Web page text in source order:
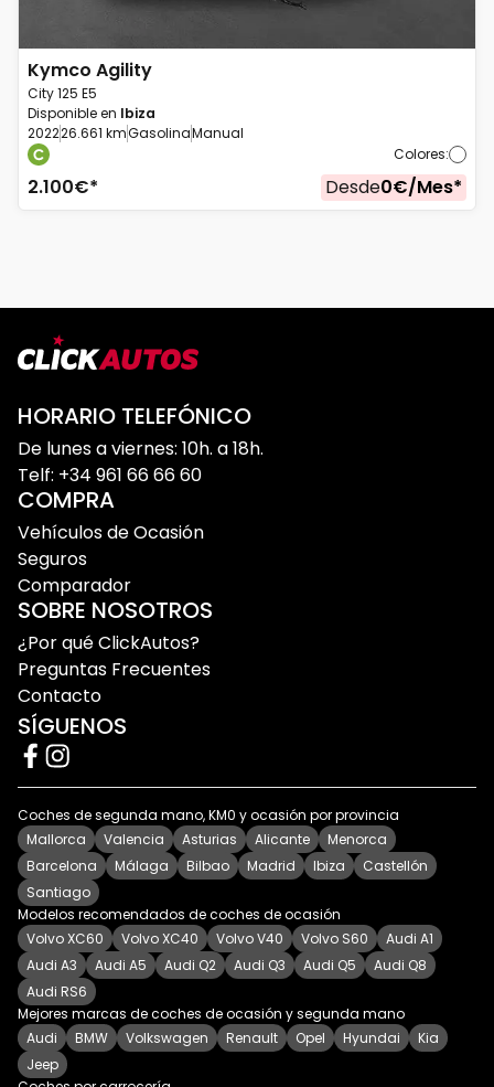
Kymco Agility
City 125 E5
Disponible en Ibiza
202226.661 kmGasolinaManual
Colores:
2.100€* Desde0€/Mes*
HORARIO TELEFÓNICO
De lunes a viernes: 10h. a 18h.
Telf: +34 961 66 66 60
COMPRA
Vehículos de Ocasión
Seguros
Comparador
SOBRE NOSOTROS
¿Por qué ClickAutos?
Preguntas Frecuentes
Contacto
SÍGUENOS
Coches de segunda mano, KM0 y ocasión por provincia
Mallorca
Valencia Asturias Alicante
Menorca
Barcelona
Málaga Bilbao Madrid Ibiza
Castellón
Santiago
Modelos recomendados de coches de ocasión
Volvo XC60
Volvo XC40 Volvo V40 Volvo S60
Audi A1
Audi A3
Audi A5 Audi Q2 Audi Q3 Audi Q5
Audi Q8
Audi RS6
Mejores marcas de coches de ocasión y segunda mano
Audi
BMW Volkswagen Renault Opel Hyundai
Kia
Jeep